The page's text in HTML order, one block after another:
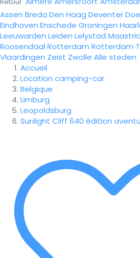
Assen Breda Den Haag Deventer
Eindhoven Enschede Groningen
Leeuwarden Leiden Lelystad
Roosendaal Rotterdam Rotterdam
Vlaardingen Zeist Zwolle Alle steden
Accueil
Location camping-car
Belgique
Limburg
Leopoldsburg
Sunlight Cliff 640 édition